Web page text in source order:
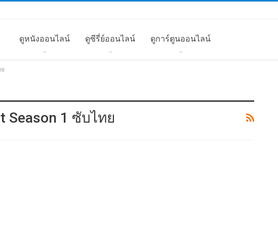
ดูหนังออนไลน์ ดูซีรี่ย์ออนไลน์ ดูการ์ตูนออนไลน์
Season 1 ซับไทย